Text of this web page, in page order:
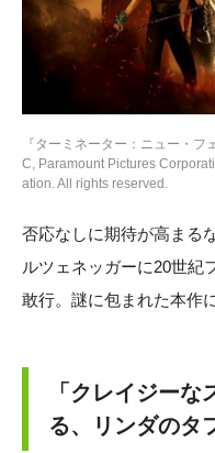
『ターミネーター：ニュー・
C, Paramount Pictures
ation. All rights reserved.
否応なしに期待が高まる
ルツェネッガーに20世紀
敢行。謎に包まれた本作
「クレイジー
る、リンダのタ